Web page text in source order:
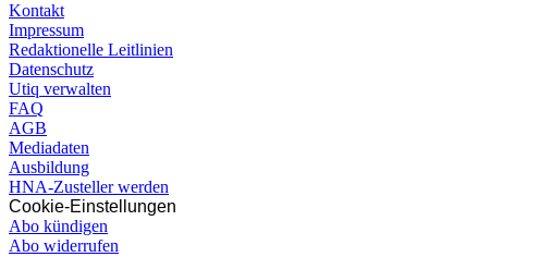
Kontakt
Impressum
Redaktionelle Leitlinien
Datenschutz
Utiq verwalten
FAQ
AGB
Mediadaten
Ausbildung
HNA-Zusteller werden
Cookie-Einstellungen
Abo kündigen
Abo widerrufen